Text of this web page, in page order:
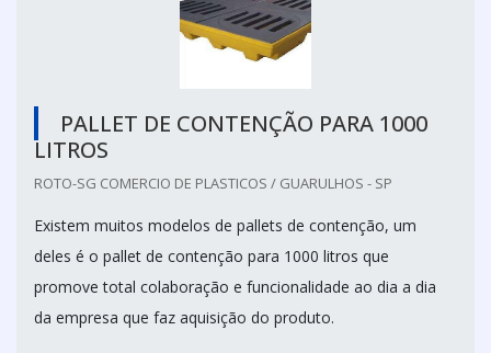
PALLET DE CONTENÇÃO PARA 1000
LITROS
ROTO-SG COMERCIO DE PLASTICOS / GUARULHOS - SP
Existem muitos modelos de pallets de contenção, um
deles é o pallet de contenção para 1000 litros que
promove total colaboração e funcionalidade ao dia a dia
da empresa que faz aquisição do produto.